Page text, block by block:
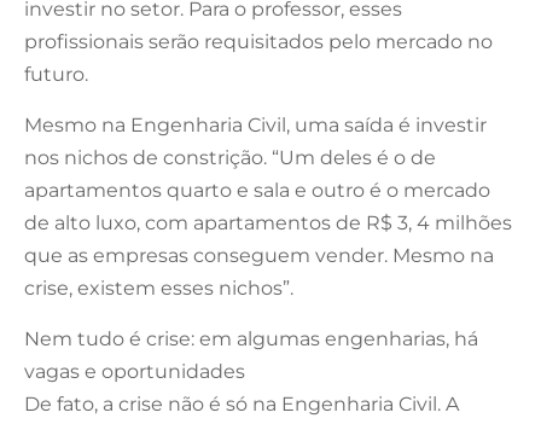
investir no setor. Para o professor, esses
profissionais serão requisitados pelo mercado no
futuro.
Mesmo na Engenharia Civil, uma saída é investir
nos nichos de constrição. “Um deles é o de
apartamentos quarto e sala e outro é o mercado
de alto luxo, com apartamentos de R$ 3, 4 milhões
que as empresas conseguem vender. Mesmo na
crise, existem esses nichos”.
Nem tudo é crise: em algumas engenharias, há
vagas e oportunidades
De fato, a crise não é só na Engenharia Civil. A